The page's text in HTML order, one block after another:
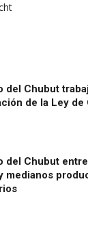
del Chubut
de la Ley de
del Chubut
medianos